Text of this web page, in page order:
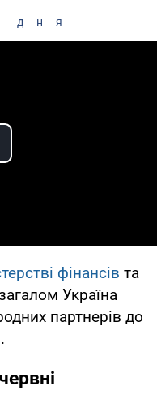
дня
Video
фінансів та
Україна
партнерів до